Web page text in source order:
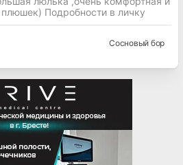
Подробности в личку
Сосновый бор